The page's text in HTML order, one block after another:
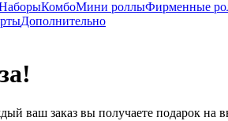
КомбоМини роллыФирменные
Дополнительно
ваш заказ вы получаете подарок на